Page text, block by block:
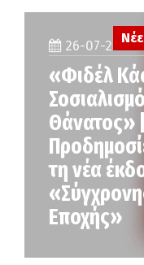
26-07-2026
«Φιδέλ
Θάνατος» |
τη νέα
Εποχής»